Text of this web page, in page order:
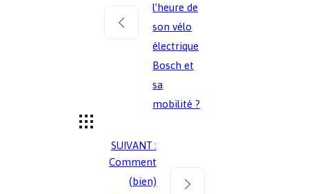
l’heure de
son vélo
électrique
Bosch et
sa
mobilité ?
SUIVANT :
Comment
(bien)